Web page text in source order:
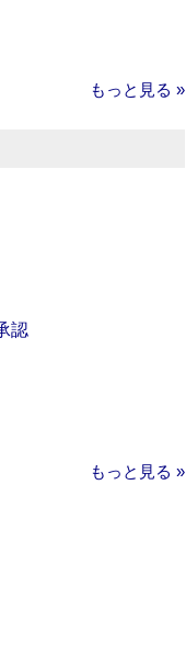
もっと見る »
認
もっと見る »